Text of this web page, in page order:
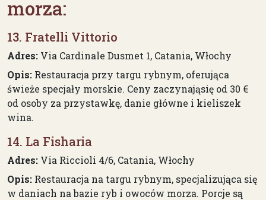
morza:
13. Fratelli Vittorio
Adres: Via Cardinale Dusmet 1, Catania, Włochy
Opis: Restauracja przy targu rybnym, oferująca
świeże specjały morskie. Ceny zaczynająsię od 30 €
od osoby za przystawkę, danie główne i kieliszek
wina.
14. La Fisharia
Adres: Via Riccioli 4/6, Catania, Włochy
Opis: Restauracja na targu rybnym, specjalizująca się
w daniach na bazie ryb i owoców morza. Porcje są